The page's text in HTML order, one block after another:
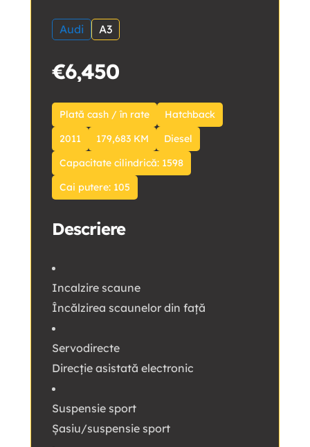
Audi A3
€6,450
Plată cash / în rate
Hatchback
2011
179,683 KM
Diesel
Capacitate cilindrică: 1598
Cai putere: 105
Descriere
Incalzire scaune
Încălzirea scaunelor din față
Servodirecte
Direcție asistată electronic
Suspensie sport
Şasiu/suspensie sport